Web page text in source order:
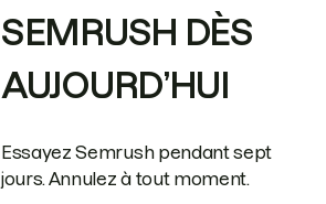
SEMRUSH DÈS
AUJOURD’HUI
Essayez Semrush pendant sept
jours. Annulez à tout moment.